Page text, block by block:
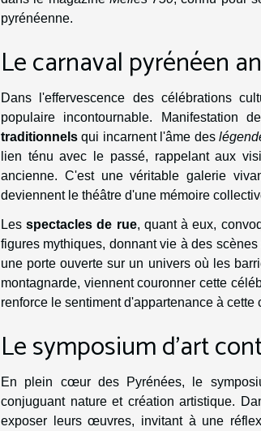
pyrénéenne.
Le carnaval pyrénéen
Dans l'effervescence des célébrations
populaire incontournable. Manifestation
traditionnels qui incarnent l'âme des
lien ténu avec le passé, rappelant aux
ancienne. C'est une véritable galerie
deviennent le théâtre d'une mémoire
Lesspectacles de rue, quant à eux,
figures mythiques, donnant vie à des
une porte ouverte sur un univers où les
montagnarde, viennent couronner cette
renforce le sentiment d'appartenance à cette
Le symposium d'art
En plein cœur des Pyrénées, le
conjuguant nature et création artistique.
exposer leurs œuvres, invitant à une